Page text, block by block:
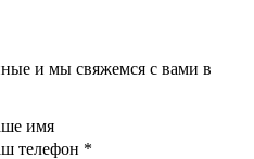
и мы свяжемся с вами в
имя
телефон *